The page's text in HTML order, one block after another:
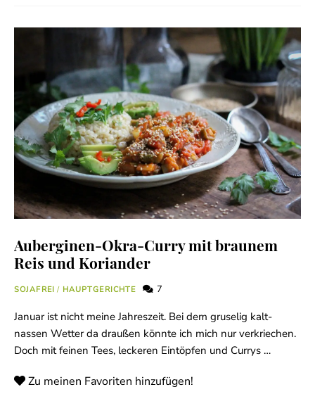
Auberginen-Okra-Curry mit braunem
Reis und Koriander
SOJAFREI / HAUPTGERICHTE 7
Januar ist nicht meine Jahreszeit. Bei dem gruselig kalt-
nassen Wetter da draußen könnte ich mich nur verkriechen.
Doch mit feinen Tees, leckeren Eintöpfen und Currys …
Zu meinen Favoriten hinzufügen!